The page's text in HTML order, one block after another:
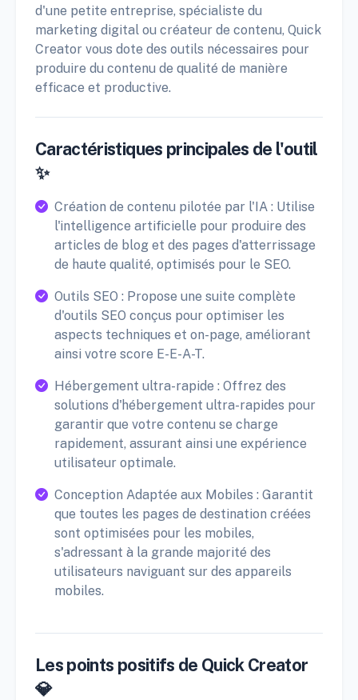
d'une petite entreprise, spécialiste du
marketing digital ou créateur de contenu, Quick
Creator vous dote des outils nécessaires pour
produire du contenu de qualité de manière
efficace et productive.
Caractéristiques principales de l'outil
✨
Création de contenu pilotée par l'IA : Utilise
l'intelligence artificielle pour produire des
articles de blog et des pages d'atterrissage
de haute qualité, optimisés pour le SEO.
Outils SEO : Propose une suite complète
d'outils SEO conçus pour optimiser les
aspects techniques et on-page, améliorant
ainsi votre score E-E-A-T.
Hébergement ultra-rapide : Offrez des
solutions d'hébergement ultra-rapides pour
garantir que votre contenu se charge
rapidement, assurant ainsi une expérience
utilisateur optimale.
Conception Adaptée aux Mobiles : Garantit
que toutes les pages de destination créées
sont optimisées pour les mobiles,
s'adressant à la grande majorité des
utilisateurs naviguant sur des appareils
mobiles.
Les points positifs de Quick Creator
💎